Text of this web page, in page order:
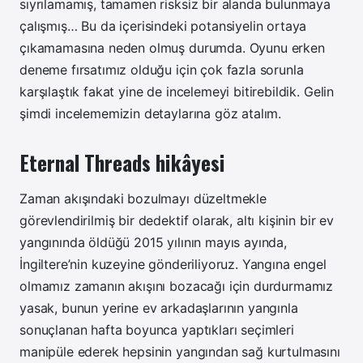
sıyrılamamış, tamamen risksiz bir alanda bulunmaya
çalışmış… Bu da içerisindeki potansiyelin ortaya
çıkamamasına neden olmuş durumda. Oyunu erken
deneme fırsatımız olduğu için çok fazla sorunla
karşılaştık fakat yine de incelemeyi bitirebildik. Gelin
şimdi incelememizin detaylarına göz atalım.
Eternal Threads hikâyesi
Zaman akışındaki bozulmayı düzeltmekle
görevlendirilmiş bir dedektif olarak, altı kişinin bir ev
yangınında öldüğü 2015 yılının mayıs ayında,
İngiltere’nin kuzeyine gönderiliyoruz. Yangına engel
olmamız zamanın akışını bozacağı için durdurmamız
yasak, bunun yerine ev arkadaşlarının yangınla
sonuçlanan hafta boyunca yaptıkları seçimleri
manipüle ederek hepsinin yangından sağ kurtulmasını